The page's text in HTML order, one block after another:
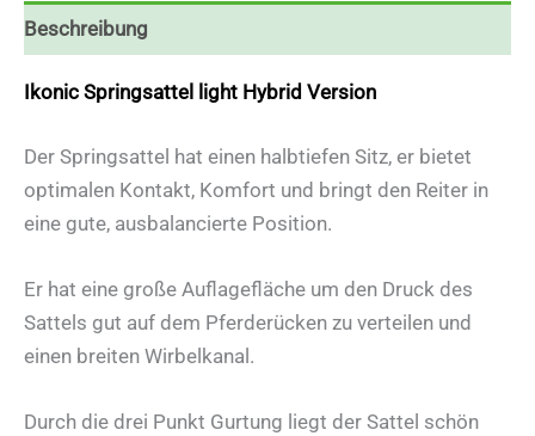
Beschreibung
Ikonic Springsattel light Hybrid Version
Der Springsattel hat einen halbtiefen Sitz, er bietet
optimalen Kontakt, Komfort und bringt den Reiter in
eine gute, ausbalancierte Position.
Er hat eine große Auflagefläche um den Druck des
Sattels gut auf dem Pferderücken zu verteilen und
einen breiten Wirbelkanal.
Durch die drei Punkt Gurtung liegt der Sattel schön